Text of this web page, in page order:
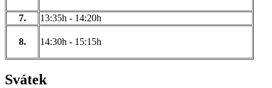
7. 13:35h - 14:20h
8. 14:30h - 15:15h
Svátek